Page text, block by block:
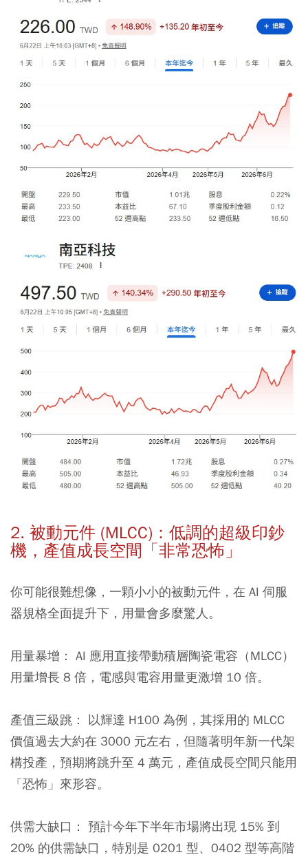
2. 被動元件 (MLCC)：低調的超級印鈔
機， 產值成長空間「非常恐怖」
你可能很難想像，一顆小小的被動元件，在 AI 伺服
器規格全面提升下，用量會多麼驚人。
用量暴增： AI 應用直接帶動積層陶瓷電容（MLCC）
用量增長 8 倍，電感與電容用量更激增 10 倍。
產值三級跳： 以輝達 H100 為例，其採用的 MLCC
價值過去大約在 3000 元左右，但隨著明年新一代架
構投產，預期將跳升至 4 萬元， 產值成長空間只能用
「恐怖」來形容。
供需大缺口： 預計今年下半年市場將出現 15% 到
20% 的供需缺口，特別是 0201 型、0402 型等高階